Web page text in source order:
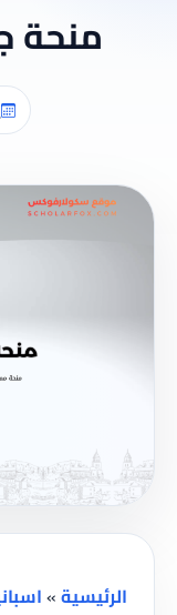
منحة
الرئيسية»